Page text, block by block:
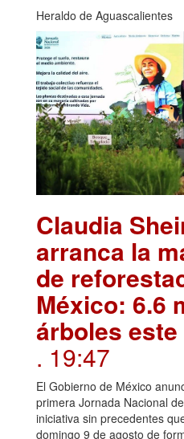
Heraldo de Aguascalientes
Claudia
arranca la
de
México: 6.6
árboles
. 19:47
El Gobierno de México
primera Jornada Nacional
iniciativa sin precedentes
domingo 9 de agosto de